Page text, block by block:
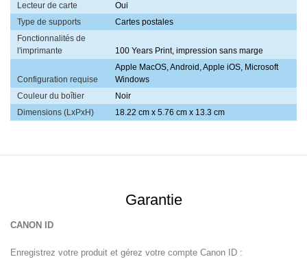
Lecteur de carte
Oui
Type de supports
Cartes postales
Fonctionnalités de
l'imprimante
100 Years Print, impression sans marge
Configuration requise
Apple MacOS, Android, Apple iOS, Microsoft
Windows
Couleur du boîtier
Noir
Dimensions (LxPxH)
18.22 cm x 5.76 cm x 13.3 cm
Garantie
CANON ID
Enregistrez votre produit et gérez votre compte Canon ID :